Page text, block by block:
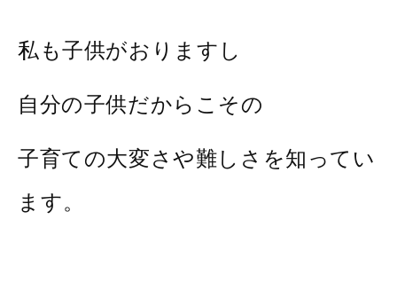
私も子供がおりますし
自分の子供だからこその
子育ての大変さや難しさを知ってい
ます。